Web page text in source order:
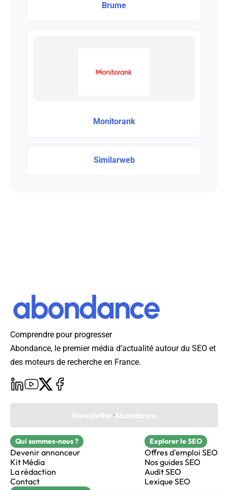
Brume
Monitorank
Similarweb
Comprendre pour progresser
Abondance, le premier média d’actualité autour du SEO et
des moteurs de recherche en France.
Newsletter Abondance
Qui sommes-nous ?
Devenir annonceur
Kit Média
La rédaction
Contact
Explorer le SEO
Offres d'emploi SEO
Nos guides SEO
Audit SEO
Lexique SEO